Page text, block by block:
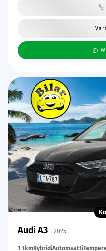
Audi A3 2025
1 tkmHybridiAutomaatti